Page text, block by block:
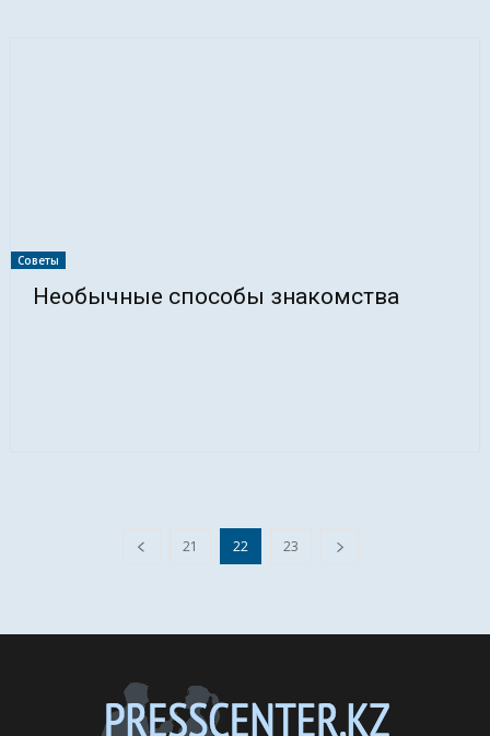
Советы
Необычные способы знакомства
21 22 23